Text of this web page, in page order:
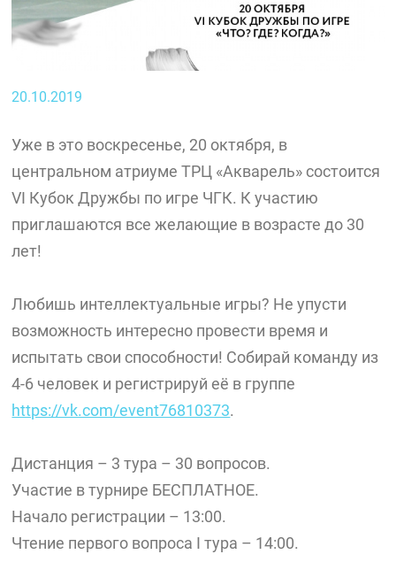
20.10.2019
Уже в это воскресенье, 20 октября, в
центральном атриуме ТРЦ «Акварель» состоится
VI Кубок Дружбы по игре ЧГК. К участию
приглашаются все желающие в возрасте до 30
лет!
Любишь интеллектуальные игры? Не упусти
возможность интересно провести время и
испытать свои способности! Собирай команду из
4-6 человек и регистрируй её в группе
https://vk.com/event76810373.
Дистанция – 3 тура – 30 вопросов.
Участие в турнире БЕСПЛАТНОЕ.
Начало регистрации – 13:00.
Чтение первого вопроса I тура – 14:00.